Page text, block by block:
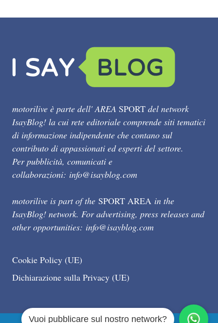
motorilive è parte dell' AREA SPORT del network
IsayBlog! la cui rete editoriale comprende siti tematici
di informazione indipendente che contano sul
contributo di appassionati ed esperti del settore.
Per pubblicità, comunicati e
collaborazioni: info@isayblog.com
motorilive is part of the SPORT AREA in the
IsayBlog! network. For advertising, press releases and
other opportunities: info@isayblog.com
Cookie Policy (UE)
Dichiarazione sulla Privacy (UE)
Vuoi pubblicare sul nostro network?